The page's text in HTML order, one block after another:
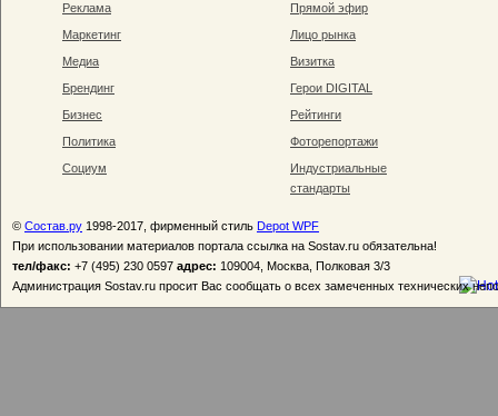
Реклама
Маркетинг
Медиа
Брендинг
Бизнес
Политика
Социум
Прямой эфир
Лицо рынка
Визитка
Герои DIGITAL
Рейтинги
Фоторепортажи
Индустриальные
стандарты
© Состав.ру 1998-2017, фирменный стиль Depot WPF
При использовании материалов портала ссылка на Sostav.ru обязательна!
тел/факс: +7 (495) 230 0597 адрес: 109004, Москва, Полковая 3/3
Администрация Sostav.ru просит Вас сообщать о всех замеченных технических